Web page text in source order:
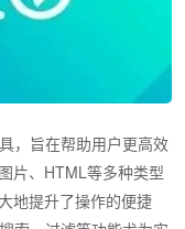
，旨在帮助用户更高效
片、HTML等多种类型
地提升了操作的便捷